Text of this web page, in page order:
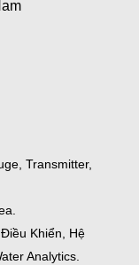
Transmitter,
Khiển, Hệ
Analytics.